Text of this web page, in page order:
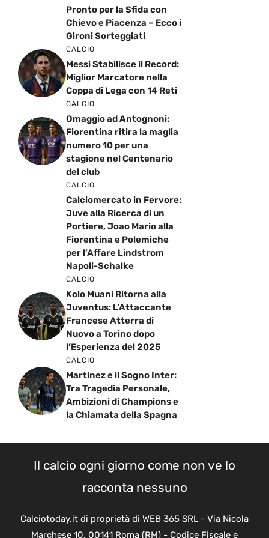
Pronto per la Sfida con
Chievo e Piacenza – Ecco i
Gironi Sorteggiati
CALCIO
Messi Stabilisce il Record:
Miglior Marcatore nella
Coppa di Lega con 14 Reti
CALCIO
Omaggio ad Antognoni:
Fiorentina ritira la maglia
numero 10 per una
stagione nel Centenario
del club
CALCIO
Calciomercato in Fervore:
Juve alla Ricerca di un
Portiere, Joao Mario alla
Fiorentina e Polemiche
per l’Affare Lindstrom
Napoli-Schalke
CALCIO
Kolo Muani Ritorna alla
Juventus: L’Attaccante
Francese Atterra di
Nuovo a Torino dopo
l’Esperienza del 2025
CALCIO
Martinez e il Sogno Inter:
Tra Tragedia Personale,
Ambizioni di Champions e
la Chiamata della Spagna
Il calcio ogni giorno come non ve lo
racconta nessuno
Calciotoday.it di proprietà di WEB 365 SRL - Via Nicola
Marchese 10, 00141 Roma (RM) - Codice Fiscale e